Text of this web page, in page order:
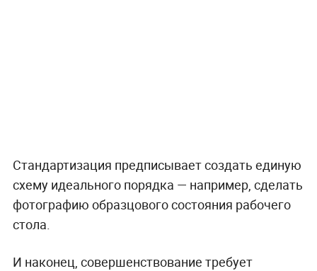
Стандартизация предписывает создать единую
схему идеального порядка — например, сделать
фотографию образцового состояния рабочего
стола.
И наконец, совершенствование требует